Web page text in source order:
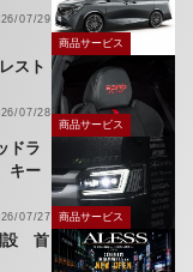
07/29
商品サービス
スト
07/28
商品サービス
ドラ
キー
07/27 商品サービス
設 首